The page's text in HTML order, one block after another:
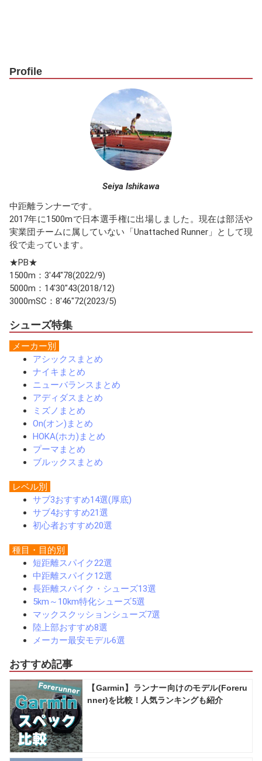
Profile
Seiya Ishikawa
中距離ランナーです。
2017年に1500mで日本選手権に出場しました。現在は部活や
実業団チームに属していない「Unattached Runner」として現
役で走っています。
★PB★
1500m：3'44"78(2022/9)
5000m：14'30"43(2018/12)
3000mSC：8'46"72(2023/5)
シューズ特集
メーカー別
アシックスまとめ
ナイキまとめ
ニューバランスまとめ
アディダスまとめ
ミズノまとめ
On(オン)まとめ
HOKA(ホカ)まとめ
プーマまとめ
ブルックスまとめ
レベル別
サブ3おすすめ14選(厚底)
サブ4おすすめ21選
初心者おすすめ20選
種目・目的別
短距離スパイク22選
中距離スパイク12選
長距離スパイク・シューズ13選
5km～10km特化シューズ5選
マックスクッションシューズ7選
陸上部おすすめ8選
メーカー最安モデル6選
おすすめ記事
【Garmin】ランナー向けのモデル(Foreru
nner)を比較！人気ランキングも紹介